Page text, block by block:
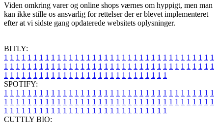
Viden omkring varer og online shops værnes om hyppigt, men man
kan ikke stille os ansvarlig for rettelser der er blevet implementeret
efter at vi sidste gang opdaterede websitets oplysninger.
BITLY:
1 1 1 1 1 1 1 1 1 1 1 1 1 1 1 1 1 1 1 1 1 1 1 1 1 1 1 1 1 1 1 1 1 1 1 1
1 1 1 1 1 1 1 1 1 1 1 1 1 1 1 1 1 1 1 1 1 1 1 1 1 1 1 1 1 1 1 1 1 1 1 1
1 1 1 1 1 1 1 1 1 1 1 1 1 1 1 1 1 1 1 1 1 1 1 1 1 1 1 1
SPOTIFY:
1 1 1 1 1 1 1 1 1 1 1 1 1 1 1 1 1 1 1 1 1 1 1 1 1 1 1 1 1 1 1 1 1 1 1 1
1 1 1 1 1 1 1 1 1 1 1 1 1 1 1 1 1 1 1 1 1 1 1 1 1 1 1 1 1 1 1 1 1 1 1 1
1 1 1 1 1 1 1 1 1 1 1 1 1 1 1 1 1 1 1 1 1 1 1 1 1 1 1 1
CUTTLY BIO: